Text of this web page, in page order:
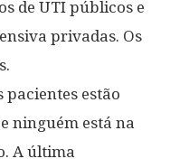
de UTI públicos e
privadas. Os
pacientes estão
ninguém está na
A última